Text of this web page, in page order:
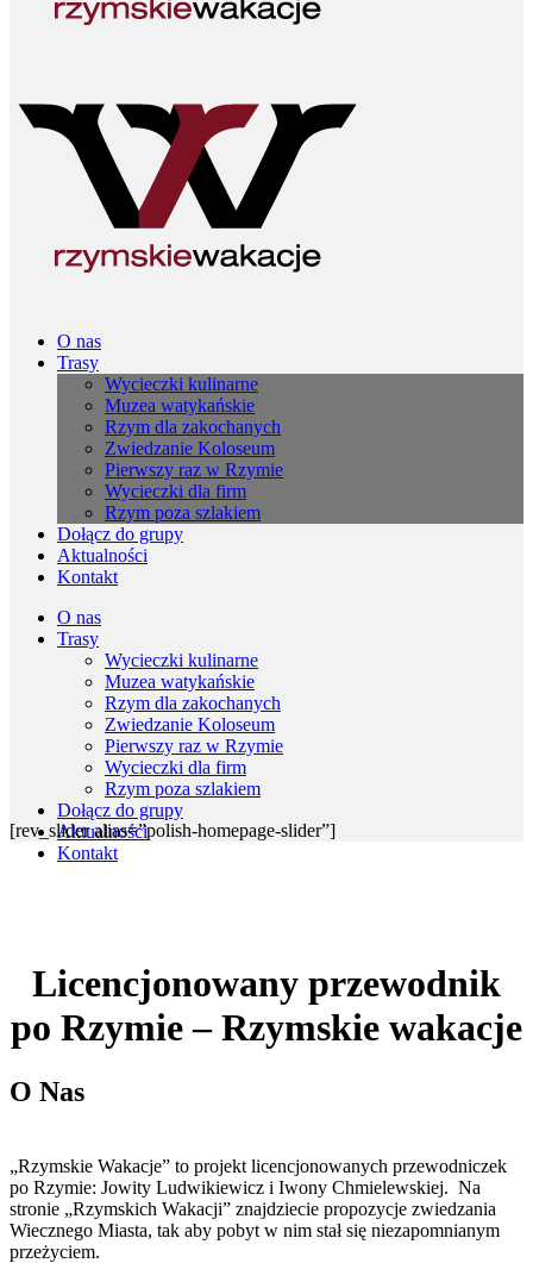
O nas
Trasy
Wycieczki kulinarne
Muzea watykańskie
Rzym dla zakochanych
Zwiedzanie Koloseum
Pierwszy raz w Rzymie
Wycieczki dla firm
Rzym poza szlakiem
Dołącz do grupy
Aktualności
Kontakt
O nas
Trasy
Wycieczki kulinarne
Muzea watykańskie
Rzym dla zakochanych
Zwiedzanie Koloseum
Pierwszy raz w Rzymie
Wycieczki dla firm
Rzym poza szlakiem
Dołącz do grupy
Aktualności
Kontakt
[rev_slider alias=”polish-homepage-slider”]
Licencjonowany przewodnik
po Rzymie – Rzymskie wakacje
O Nas
„Rzymskie Wakacje” to projekt licencjonowanych przewodniczek
po Rzymie: Jowity Ludwikiewicz i Iwony Chmielewskiej. Na
stronie „Rzymskich Wakacji” znajdziecie propozycje zwiedzania
Wiecznego Miasta, tak aby pobyt w nim stał się niezapomnianym
przeżyciem.